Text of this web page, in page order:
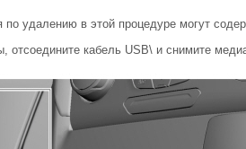
по удалению в этой процедуре могут
отсоедините кабель USB\ и снимите